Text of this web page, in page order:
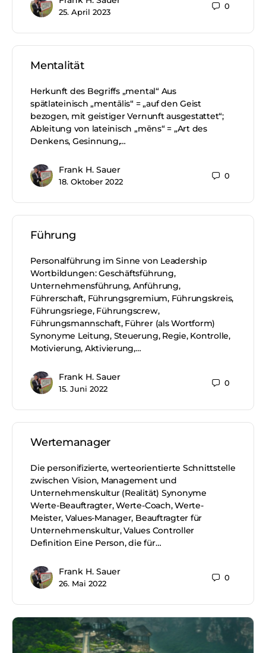
25. April 2023
0
Mentalität
Herkunft des Begriffs „mental“ Aus
spätlateinisch „mentālis“ = „auf den Geist
bezogen, mit geistiger Vernunft ausgestattet“;
Ableitung von lateinisch „mēns“ = „Art des
Denkens, Gesinnung,…
Frank H. Sauer
18. Oktober 2022
0
Führung
Personalführung im Sinne von Leadership
Wortbildungen: Geschäftsführung,
Unternehmensführung, Anführung,
Führerschaft, Führungsgremium, Führungskreis,
Führungsriege, Führungscrew,
Führungsmannschaft, Führer (als Wortform)
Synonyme Leitung, Steuerung, Regie, Kontrolle,
Motivierung, Aktivierung,…
Frank H. Sauer
15. Juni 2022
0
Wertemanager
Die personifizierte, werteorientierte Schnittstelle
zwischen Vision, Management und
Unternehmenskultur (Realität) Synonyme
Werte-Beauftragter, Werte-Coach, Werte-
Meister, Values-Manager, Beauftragter für
Unternehmenskultur, Values Controller
Definition Eine Person, die für…
Frank H. Sauer
26. Mai 2022
0